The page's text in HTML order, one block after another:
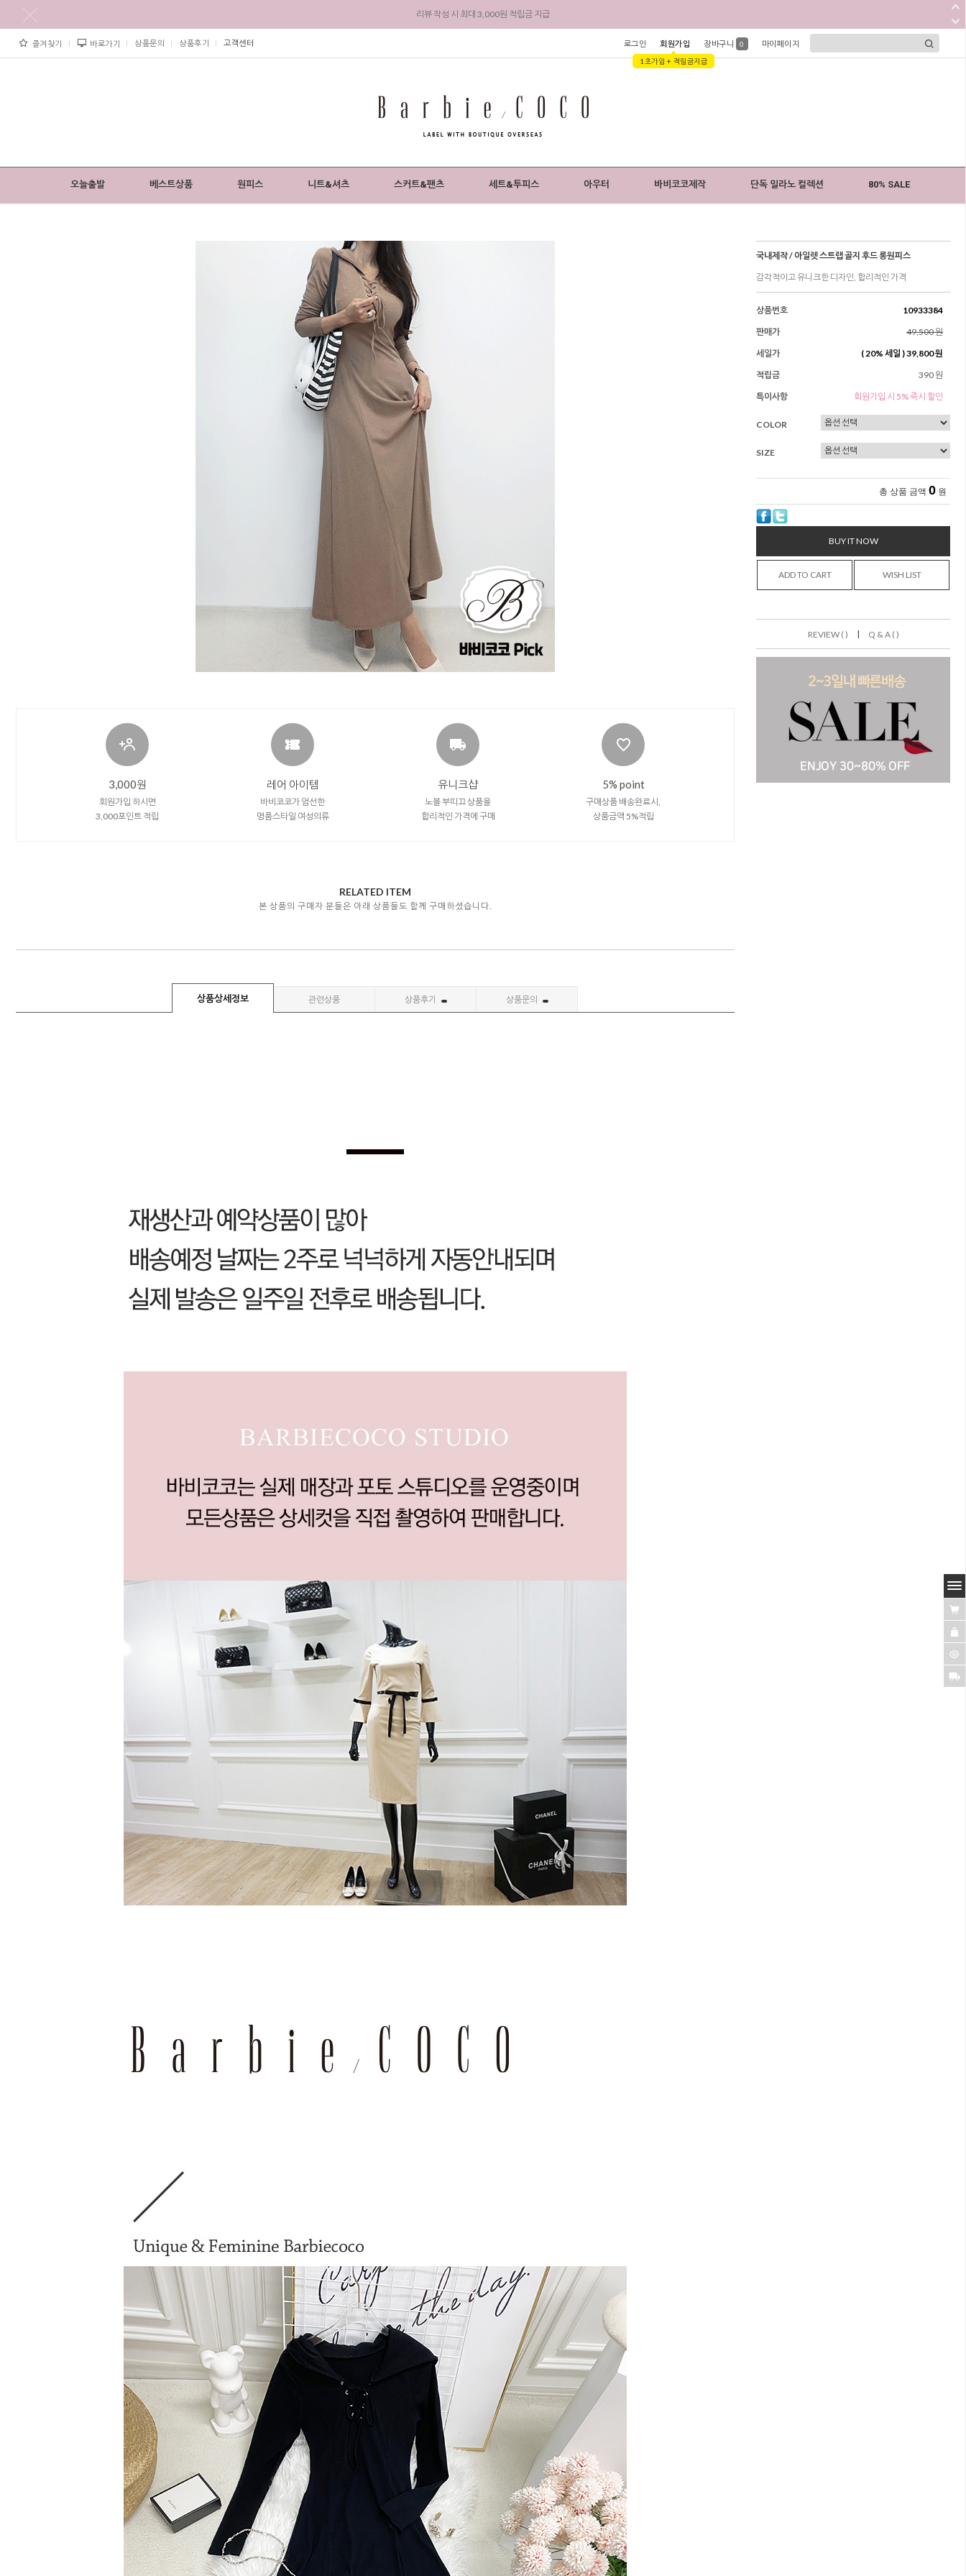
회원 가입 시 전상품 5% 즉시 할인 + 3,000원 적립금 지급
즐겨찾기 바로가기 상품문의 상품후기 고객센터 로그인 회원가입
1초가입 + 적립금지급
장바구니 0 마이페이지
오늘출발 베스트상품 원피스 니트&셔츠 스커트&팬츠 세트&투피스 아우터 바비코코제작 단독 밀라노 컬렉션 80% SALE
3,000원
회원가입 하시면
3,000포인트 적립
레어 아이템
바비코코가 엄선한
명품스타일 여성의류
유니크샵
노블 부띠끄 상품을
합리적인 가격에 구매
5% point
구매상품 배송완료시,
상품금액 5%적립
RELATED ITEM
본 상품의 구매자 분들은 아래 상품들도 함께 구매하셨습니다.
상품상세정보 관련상품 상품후기 상품문의
국내제작 / 아일렛 스트랩 골지 후드 롱원피스
감각적이고 유니크한 디자인, 합리적인 가격
상품번호
10933384
판매가
49,500 원
세일가
(20% 세일 )39,800 원
적립금
390 원
특이사항
회원가입 시 5% 즉시 할인
COLOR
SIZE
총 상품 금액 0 원
BUY IT NOW
ADD TO CART WISH LIST
REVIEW ( ) | Q & A ( )